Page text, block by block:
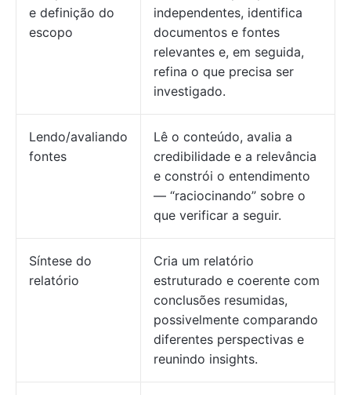
e definição do
escopo
independentes, identifica
documentos e fontes
relevantes e, em seguida,
refina o que precisa ser
investigado.
Lendo/avaliando
fontes
Lê o conteúdo, avalia a
credibilidade e a relevância
e constrói o entendimento
— “raciocinando” sobre o
que verificar a seguir.
Síntese do
relatório
Cria um relatório
estruturado e coerente com
conclusões resumidas,
possivelmente comparando
diferentes perspectivas e
reunindo insights.